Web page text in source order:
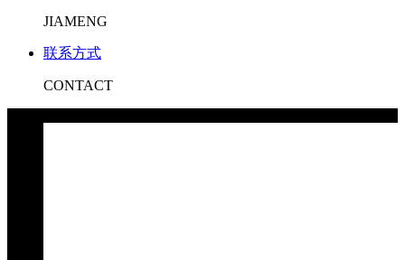
JIAMENG
联系方式
CONTACT